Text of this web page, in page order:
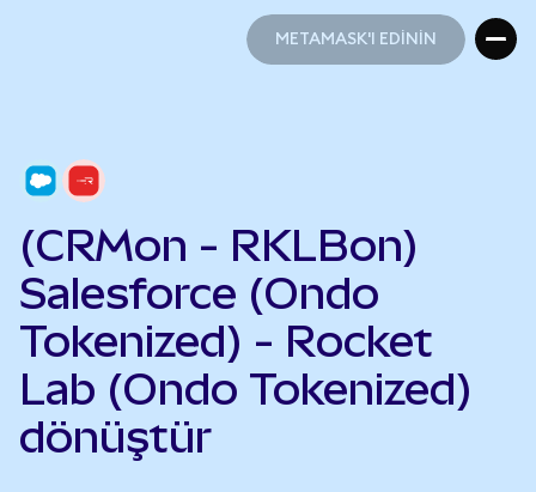
METAMASK'I EDİNİN
(CRMon - RKLBon)
Salesforce (Ondo
Tokenized) - Rocket
Lab (Ondo Tokenized)
dönüştür